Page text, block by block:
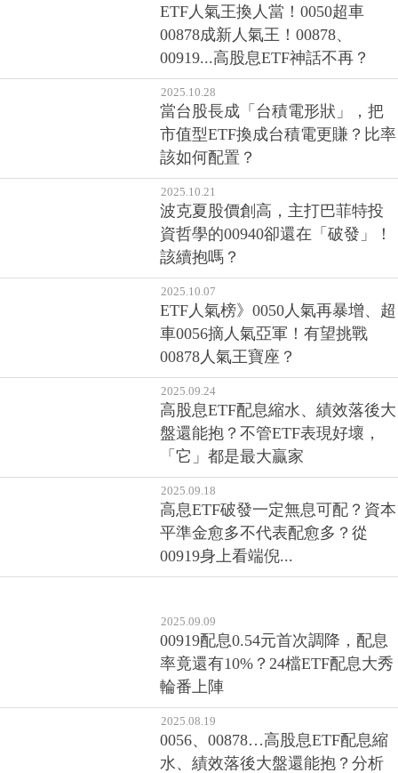
ETF人氣王換人當！0050超車
00878成新人氣王！00878、
00919...高股息ETF神話不再？
2025.10.28
當台股長成「台積電形狀」，把
市值型ETF換成台積電更賺？比率
該如何配置？
2025.10.21
波克夏股價創高，主打巴菲特投
資哲學的00940卻還在「破發」！
該續抱嗎？
2025.10.07
ETF人氣榜》0050人氣再暴增、超
車0056摘人氣亞軍！有望挑戰
00878人氣王寶座？
2025.09.24
高股息ETF配息縮水、績效落後大
盤還能抱？不管ETF表現好壞，
「它」都是最大贏家
2025.09.18
高息ETF破發一定無息可配？資本
平準金愈多不代表配愈多？從
00919身上看端倪...
2025.09.09
00919配息0.54元首次調降，配息
率竟還有10%？24檔ETF配息大秀
輪番上陣
2025.08.19
0056、00878…高股息ETF配息縮
水、績效落後大盤還能抱？分析